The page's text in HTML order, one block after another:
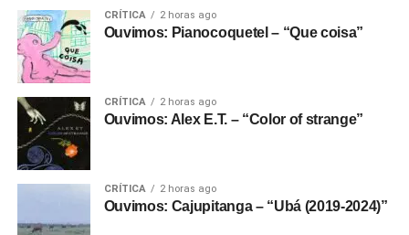
CRÍTICA 2 horas ago
Ouvimos: Pianocoquetel – “Que coisa”
CRÍTICA 2 horas ago
Ouvimos: Alex E.T. – “Color of strange”
CRÍTICA 2 horas ago
Ouvimos: Cajupitanga – “Ubá (2019-2024)”